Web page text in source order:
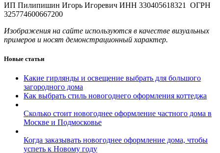
ИП Пилипишин Игорь Игоревич ИНН 330405618321 ОГРН
325774600667200
Изображения на сайте используются в качестве визуальных
примеров и носят демонстрационный характер.
Новые статьи
Какие гирлянды и освещение выбрать для большого
загородного дома
Как выбрать стиль новогоднего оформления коттеджа
Сколько стоит новогоднее оформление частного дома в
Москве и Подмосковье
Когда заказывать новогоднее оформление дома, чтобы
успеть к Новому году